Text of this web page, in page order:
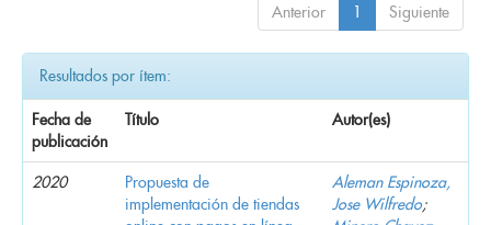
Anterior 1 Siguiente
Resultados por ítem:
Fecha de
publicación
Título Autor(es)
2020
Propuesta de
implementación de tiendas
Aleman Espinoza,
Jose Wilfredo;